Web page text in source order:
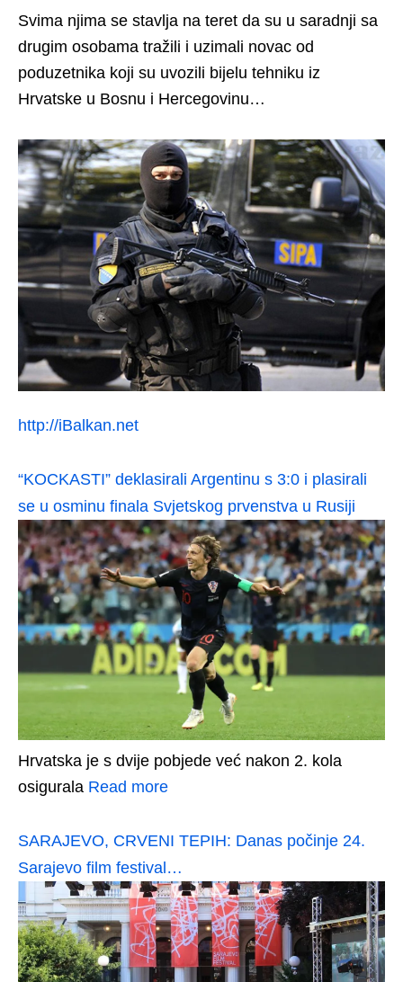
Svima njima se stavlja na teret da su u saradnji sa
drugim osobama tražili i uzimali novac od
poduzetnika koji su uvozili bijelu tehniku iz
Hrvatske u Bosnu i Hercegovinu…
http://iBalkan.net
“KOCKASTI” deklasirali Argentinu s 3:0 i plasirali
se u osminu finala Svjetskog prvenstva u Rusiji
Hrvatska je s dvije pobjede već nakon 2. kola
osigurala Read more
SARAJEVO, CRVENI TEPIH: Danas počinje 24.
Sarajevo film festival…